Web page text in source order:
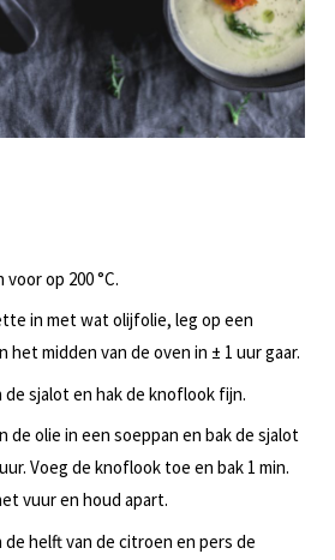
op 200 °C.
in met wat olijfolie, leg op een
het midden van de oven in ± 1 uur gaar.
sjalot en hak de knoflook fijn.
de olie in een soeppan en bak de sjalot
Voeg de knoflook toe en bak 1 min.
vuur en houd apart.
de helft van de citroen en pers de